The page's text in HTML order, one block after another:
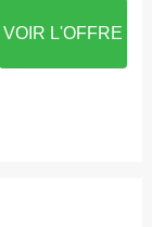
VOIR L'OFFRE